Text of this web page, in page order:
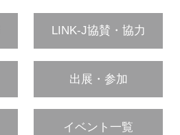
LINK-J協賛・協力
出展・参加
イベント一覧